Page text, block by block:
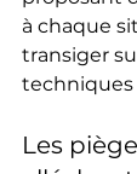
à chaque
transiger
Les